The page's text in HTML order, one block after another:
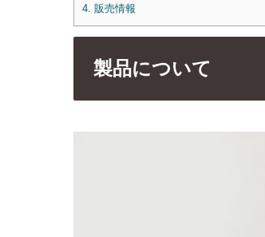
4. 販売情報
製品について